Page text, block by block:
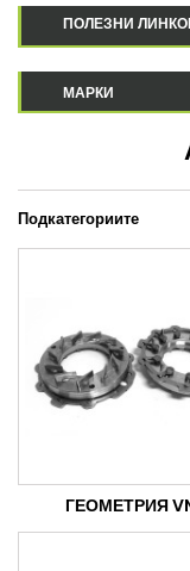
ПОЛЕЗНИ
МАРКИ
Подкатегориите
ГЕОМЕТРИЯ